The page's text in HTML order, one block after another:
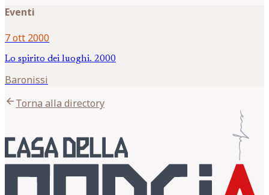
Eventi
7 ott 2000
Lo spirito dei luoghi. 2000
Baronissi
arrow_backTorna alla directory